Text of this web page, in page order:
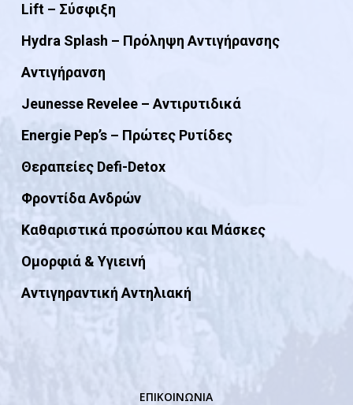
Lift – Σύσφιξη
Hydra Splash – Πρόληψη Αντιγήρανσης
Αντιγήρανση
Jeunesse Revelee – Αντιρυτιδικά
Energie Pep’s – Πρώτες Ρυτίδες
Θεραπείες Defi-Detox
Φροντίδα Ανδρών
Καθαριστικά προσώπου και Μάσκες
Ομορφιά & Yγιεινή
Αντιγηραντική Αντηλιακή
ΕΠΙΚΟΙΝΩΝΙΑ